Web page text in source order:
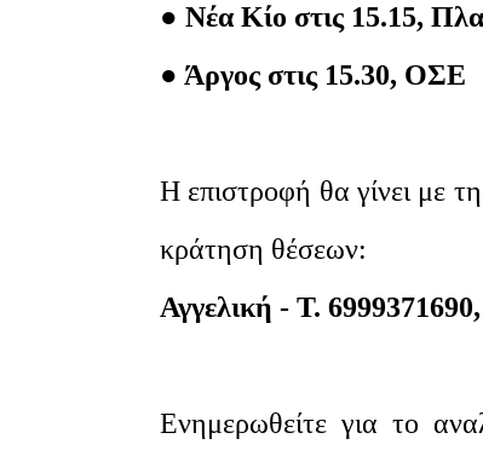
● Νέα Κίο στις 15.15,
● Άργος στις 15.30, ΟΣΕ
Η επιστροφή θα γίνει με
κράτηση θέσεων:
Αγγελική - Τ.
Ενημερωθείτε για το